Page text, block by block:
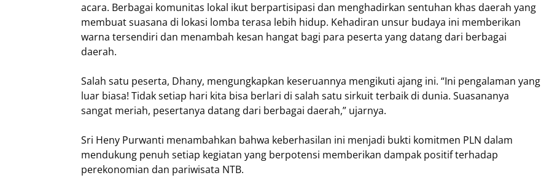
acara. Berbagai komunitas lokal ikut berpartisipasi dan menghadirkan sentuhan khas daerah yang
membuat suasana di lokasi lomba terasa lebih hidup. Kehadiran unsur budaya ini memberikan
warna tersendiri dan menambah kesan hangat bagi para peserta yang datang dari berbagai
daerah.
Salah satu peserta, Dhany, mengungkapkan keseruannya mengikuti ajang ini. “Ini pengalaman yang
luar biasa! Tidak setiap hari kita bisa berlari di salah satu sirkuit terbaik di dunia. Suasananya
sangat meriah, pesertanya datang dari berbagai daerah,” ujarnya.
Sri Heny Purwanti menambahkan bahwa keberhasilan ini menjadi bukti komitmen PLN dalam
mendukung penuh setiap kegiatan yang berpotensi memberikan dampak positif terhadap
perekonomian dan pariwisata NTB.